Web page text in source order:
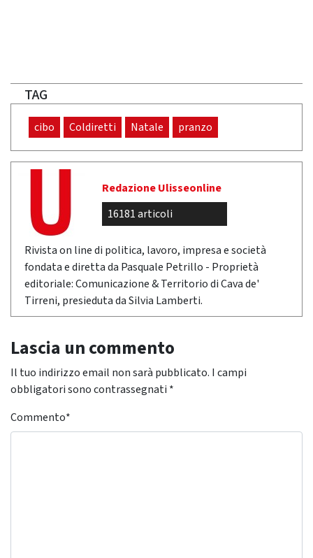
TAG
cibo Coldiretti Natale pranzo
Redazione Ulisseonline
16181 articoli
Rivista on line di politica, lavoro, impresa e società
fondata e diretta da Pasquale Petrillo - Proprietà
editoriale: Comunicazione & Territorio di Cava de'
Tirreni, presieduta da Silvia Lamberti.
Lascia un commento
Il tuo indirizzo email non sarà pubblicato. I campi
obbligatori sono contrassegnati *
Commento*